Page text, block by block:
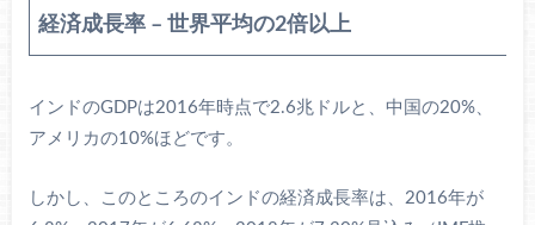
経済成長率 – 世界平均の2倍以上
インドのGDPは2016年時点で2.6兆ドルと、中国の20%、
アメリカの10%ほどです。
しかし、このところのインドの経済成長率は、2016年が